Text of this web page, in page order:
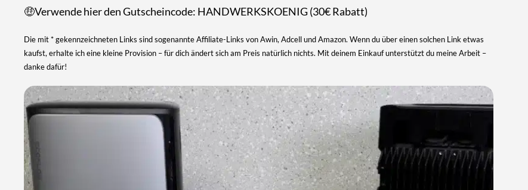
🤑Verwende hier den Gutscheincode: HANDWERKSKOENIG (30€ Rabatt)
Die mit * gekennzeichneten Links sind sogenannte Affiliate-Links von Awin, Adcell und Amazon. Wenn du über einen solchen Link etwas
kaufst, erhalte ich eine kleine Provision – für dich ändert sich am Preis natürlich nichts. Mit deinem Einkauf unterstützt du meine Arbeit –
danke dafür!